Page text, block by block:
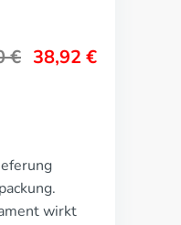
€ 38,92 €
wirkt